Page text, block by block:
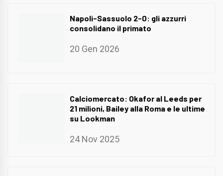
Napoli-Sassuolo 2-0: gli azzurri
consolidano il primato
20 Gen 2026
Calciomercato: Okafor al Leeds per
21 milioni, Bailey alla Roma e le ultime
su Lookman
24 Nov 2025